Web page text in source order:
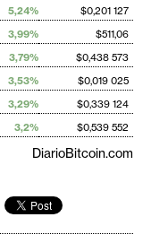
5,24%
$0,201 127
3,99%
$511,06
3,79%
$0,438 573
3,53%
$0,019 025
3,29%
$0,339 124
3,2% $0,539 552
DiarioBitcoin.com